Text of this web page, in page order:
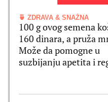
🍵 ZDRAVA & SNAŽNA
100 g ovog semena
160 dinara, a pruža
Može da pomogne u
suzbijanju apetita i